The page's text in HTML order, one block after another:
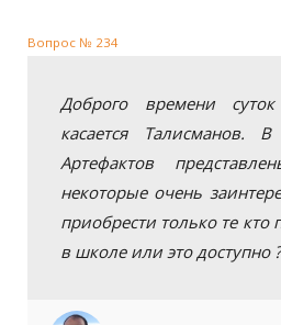
Вопрос № 234
Доброго времени
касается Талисманов.
Артефактов
некоторые очень
приобрести только те кто
в школе или это доступно